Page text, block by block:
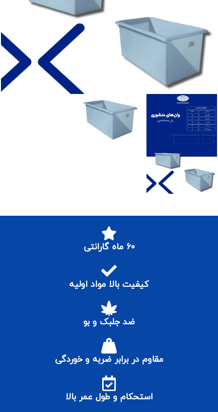
۶۰ ماه گارانتی
کیفیت بالا مواد اولیه
ضد جلبک و بو
مقاوم در برابر ضربه و خوردگی
استحکام و طول عمر بالا